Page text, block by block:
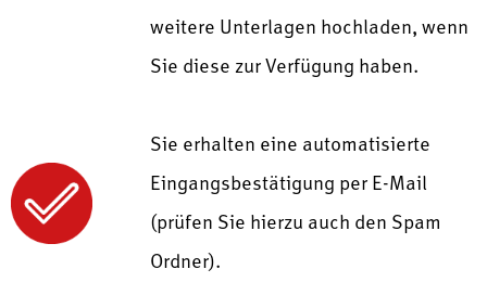
weitere Unterlagen hochladen, wenn
Sie diese zur Verfügung haben.
Sie erhalten eine automatisierte
Eingangsbestätigung per E-Mail
(prüfen Sie hierzu auch den Spam
Ordner).